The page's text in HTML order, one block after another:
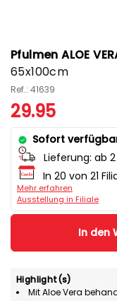
Pfulmen ALOE
65x100cm
Ref.: 41639
29.95
Sofort
Lieferung: ab
In 20 von 21
Mehr erfahren
Ausstellung in Filiale
In den
Highlight(s)
Mit Aloe Vera